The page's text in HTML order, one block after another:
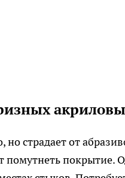
страдает от
покрытие.